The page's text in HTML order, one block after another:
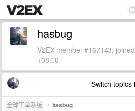
hasbug
V2EX member #167143,
+08:00
Switch topics
全球工单系统 • hasbug